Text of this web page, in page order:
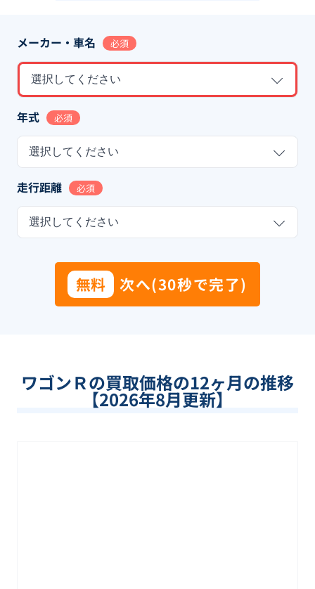
メーカー・車名 必須
選択してください
年式 必須
選択してください
走行距離 必須
選択してください
無料 次へ(30秒で完了)
ワゴンＲの買取価格の12ヶ月の推移
【2026年8月更新】